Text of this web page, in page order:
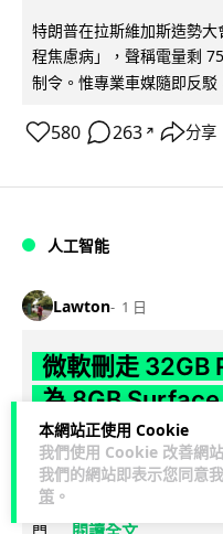
本網站正使用 Cookie
我們使用 Cookie 改善網
我們的網站即表示您同意
策 。
特朗普在拉斯維加斯造勢
程焦慮病」，聲稱電量剩
制令。惟專業車媒隨即反駁
580 263 ↗ 分享
人工智能
Lawton 1 日
微軟刪走 32GB
為 8GB
Copilot+ 門檻也
Microsoft 被發現靜靜刪除
置 32GB RAM 的建議。分